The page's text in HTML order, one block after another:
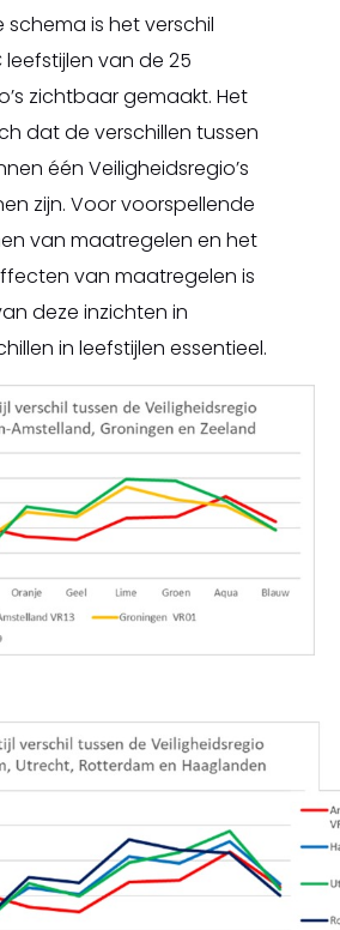
is het verschil
leefstijlen van de 25
zichtbaar gemaakt. Het
dat de verschillen tussen
één Veiligheidsregio’s
zijn. Voor voorspellende
van maatregelen en het
van maatregelen is
deze inzichten in
in leefstijlen essentieel.